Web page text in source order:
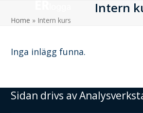
content
Intern
Home » Intern kurs
Inga inlägg funna.
Sidan drivs av